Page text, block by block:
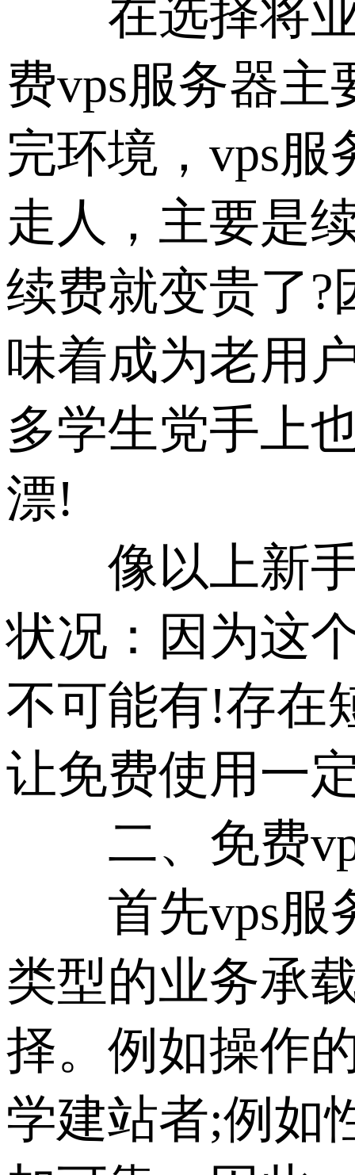
在选择将业
费vps服务器
完环境，vps
走人，主要是
续费就变贵了?
味着成为老用
多学生党手上
漂!
像以上新手
状况：因为这
不可能有!存在
让免费使用一
二、免费
首先vps服务
类型的业务承
择。例如操作
学建站者;例如